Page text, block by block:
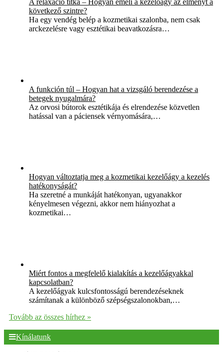
A relaxáció titka – Hogyan emeli a kezelőágy az élményt a
következő szintre?
Ha egy vendég belép a kozmetikai szalonba, nem csak
arckezelésre vagy esztétikai beavatkozásra…
A funkción túl – Hogyan hat a vizsgáló berendezése a
betegek nyugalmára?
Az orvosi bútorok esztétikája és elrendezése közvetlen
hatással van a páciensek vérnyomására,…
Hogyan változtatja meg a kozmetikai kezelőágy a kezelés
hatékonyságát?
Ha szeretné a munkáját hatékonyan, ugyanakkor
kényelmesen végezni, akkor nem hiányozhat a
kozmetikai…
Miért fontos a megfelelő kialakítás a kezelőágyakkal
kapcsolatban?
A kezelőágyak kulcsfontosságú berendezéseknek
számítanak a különböző szépségszalonokban,…
Tovább az összes hírhez »
Kínálatunk